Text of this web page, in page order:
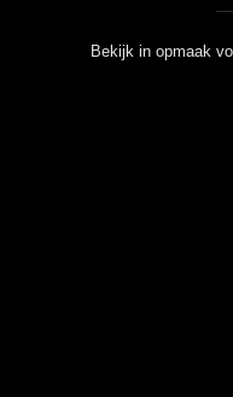
Bekijk in opmaak